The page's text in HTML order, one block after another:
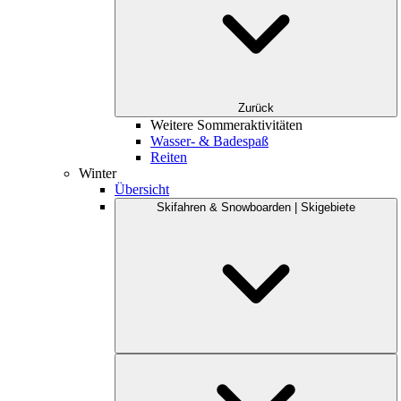
Zurück
Weitere Sommeraktivitäten
Wasser- & Badespaß
Reiten
Winter
Übersicht
Skifahren & Snowboarden | Skigebiete